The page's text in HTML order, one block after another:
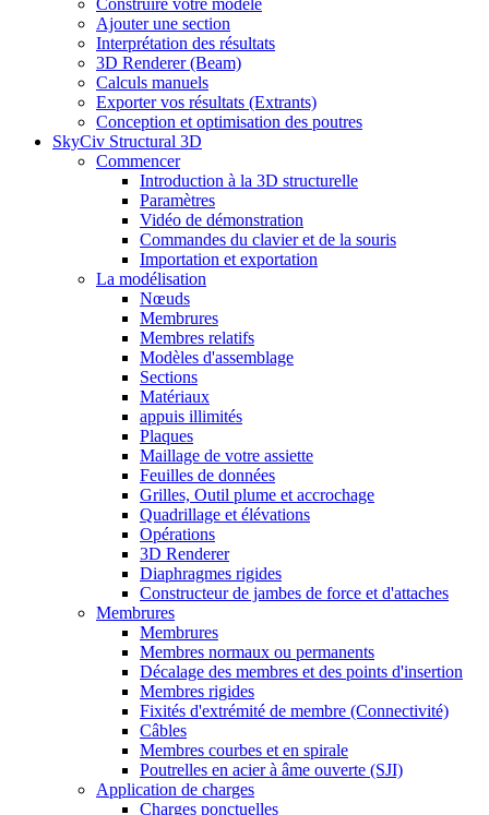
Construire votre modèle
Ajouter une section
Interprétation des résultats
3D Renderer (Beam)
Calculs manuels
Exporter vos résultats (Extrants)
Conception et optimisation des poutres
SkyCiv Structural 3D
Commencer
Introduction à la 3D structurelle
Paramètres
Vidéo de démonstration
Commandes du clavier et de la souris
Importation et exportation
La modélisation
Nœuds
Membrures
Membres relatifs
Modèles d'assemblage
Sections
Matériaux
appuis illimités
Plaques
Maillage de votre assiette
Feuilles de données
Grilles, Outil plume et accrochage
Quadrillage et élévations
Opérations
3D Renderer
Diaphragmes rigides
Constructeur de jambes de force et d'attaches
Membrures
Membrures
Membres normaux ou permanents
Décalage des membres et des points d'insertion
Membres rigides
Fixités d'extrémité de membre (Connectivité)
Câbles
Membres courbes et en spirale
Poutrelles en acier à âme ouverte (SJI)
Application de charges
Charges ponctuelles